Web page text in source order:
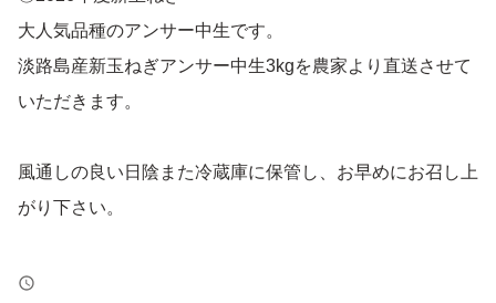
大人気品種のアンサー中生です。
淡路島産新玉ねぎアンサー中生3kgを農家より直送させて
いただきます。
風通しの良い日陰また冷蔵庫に保管し、お早めにお召し上
がり下さい。
甘みがあるので食べ方はスライスにしてカツオ節とポン酢